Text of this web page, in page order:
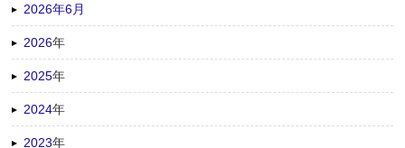
2026年6月
2026年
2025年
2024年
2023年